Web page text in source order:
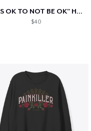
"IT'S OK TO NOT BE OK" Hoodie (BP LOGO)
$40